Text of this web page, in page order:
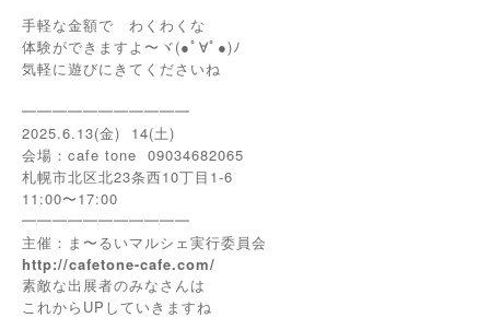
手軽な金額で わくわくな
体験ができますよ〜ヾ(●ﾟ∀ﾟ●)ﾉ
気軽に遊びにきてくださいね
━━━━━━━━━━━
2025.6.13(金)
14(土)
会場：cafe tone 09034682065
札幌市北区北23条西10丁目1-6
11:00〜17:00
━━━━━━━━━━━
主催：ま〜るいマルシェ実行委員会
http://cafetone-cafe.com/
素敵な出展者のみなさんは
これからUPしていきますね